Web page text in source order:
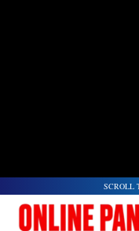
SCROLL